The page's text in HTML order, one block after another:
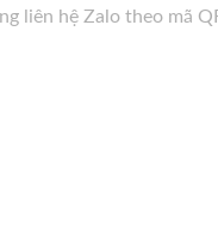
liên hệ Zalo theo mã